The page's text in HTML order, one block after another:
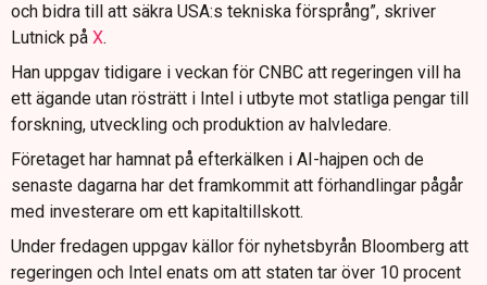
och bidra till att säkra USA:s tekniska försprång”, skriver
Lutnick på X.
Han uppgav tidigare i veckan för CNBC att regeringen vill ha
ett ägande utan rösträtt i Intel i utbyte mot statliga pengar till
forskning, utveckling och produktion av halvledare.
Företaget har hamnat på efterkälken i AI-hajpen och de
senaste dagarna har det framkommit att förhandlingar pågår
med investerare om ett kapitaltillskott.
Under fredagen uppgav källor för nyhetsbyrån Bloomberg att
regeringen och Intel enats om att staten tar över 10 procent